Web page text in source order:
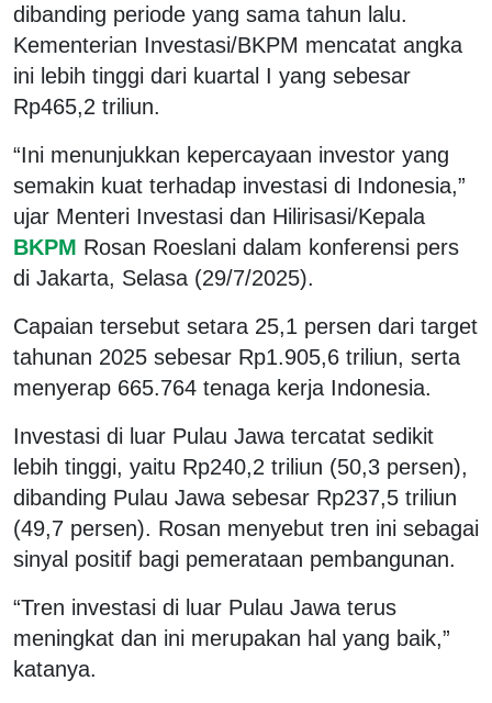
dibanding periode yang sama tahun lalu.
Kementerian Investasi/BKPM mencatat angka
ini lebih tinggi dari kuartal I yang sebesar
Rp465,2 triliun.
“Ini menunjukkan kepercayaan investor yang
semakin kuat terhadap investasi di Indonesia,”
ujar Menteri Investasi dan Hilirisasi/Kepala
BKPM Rosan Roeslani dalam konferensi pers
di Jakarta, Selasa (29/7/2025).
Capaian tersebut setara 25,1 persen dari target
tahunan 2025 sebesar Rp1.905,6 triliun, serta
menyerap 665.764 tenaga kerja Indonesia.
Investasi di luar Pulau Jawa tercatat sedikit
lebih tinggi, yaitu Rp240,2 triliun (50,3 persen),
dibanding Pulau Jawa sebesar Rp237,5 triliun
(49,7 persen). Rosan menyebut tren ini sebagai
sinyal positif bagi pemerataan pembangunan.
“Tren investasi di luar Pulau Jawa terus
meningkat dan ini merupakan hal yang baik,”
katanya.